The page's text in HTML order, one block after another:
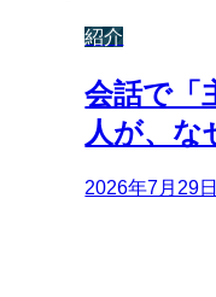
紹介
会話で「
人が、な
2026年7月29日